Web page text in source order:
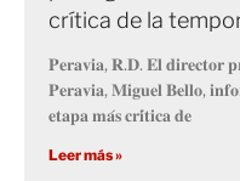
crítica de la
𝐏𝐞𝐫𝐚𝐯𝐢𝐚, 𝐑.𝐃. 𝐄𝐥 𝐝𝐢𝐫𝐞𝐜𝐭𝐨𝐫
𝐏𝐞𝐫𝐚𝐯𝐢𝐚, 𝐌𝐢𝐠𝐮𝐞𝐥 𝐁𝐞𝐥𝐥𝐨,
𝐞𝐭𝐚𝐩𝐚 𝐦𝐚́𝐬 𝐜𝐫𝐢́𝐭𝐢𝐜𝐚 𝐝𝐞
Leer más »